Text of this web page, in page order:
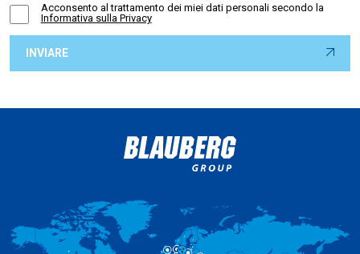
Acconsento al trattamento dei miei dati personali secondo la
Informativa sulla Privacy